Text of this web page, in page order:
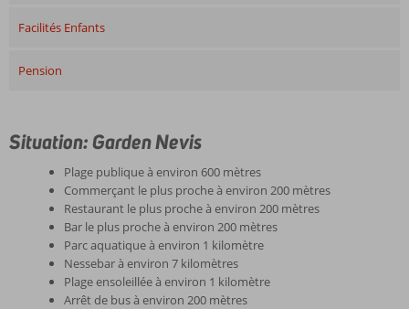
Facilités Enfants
Pension
Situation: Garden Nevis
Plage publique à environ 600 mètres
Commerçant le plus proche à environ 200 mètres
Restaurant le plus proche à environ 200 mètres
Bar le plus proche à environ 200 mètres
Parc aquatique à environ 1 kilomètre
Nessebar à environ 7 kilomètres
Plage ensoleillée à environ 1 kilomètre
Arrêt de bus à environ 200 mètres